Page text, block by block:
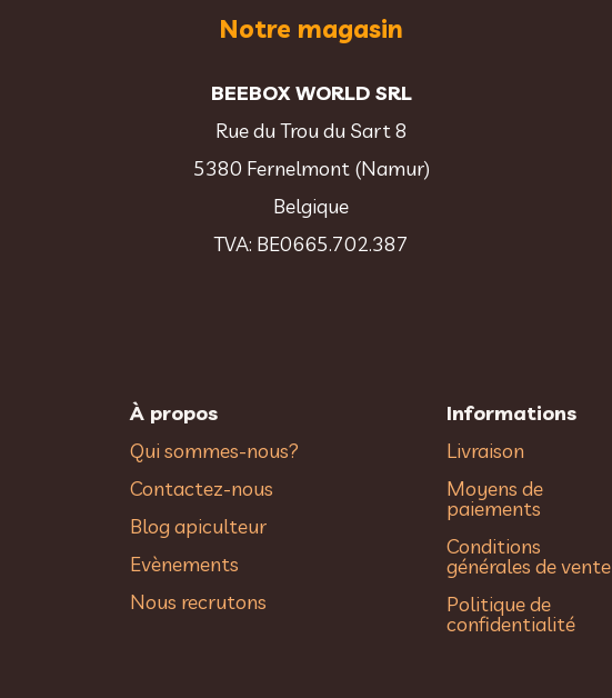
Notre magasin
BEEBOX WORLD SRL
Rue du Trou du Sart 8
5380 Fernelmont (Namur)
Belgique
TVA: BE0665.702.387
À propos
Qui sommes-nous?
Contactez-nous
Blog apiculteur
Evènements
Nous recrutons
Informations
Livraison
Moyens de
paiements
Conditions
générales de vente
Politique de
confidentialité